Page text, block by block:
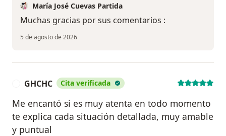
María José Cuevas Partida
Muchas gracias por sus comentarios :
5 de agosto de 2026
GHCHC Cita verificada
Me encantó si es muy atenta en todo momento
te explica cada situación detallada, muy amable
y puntual